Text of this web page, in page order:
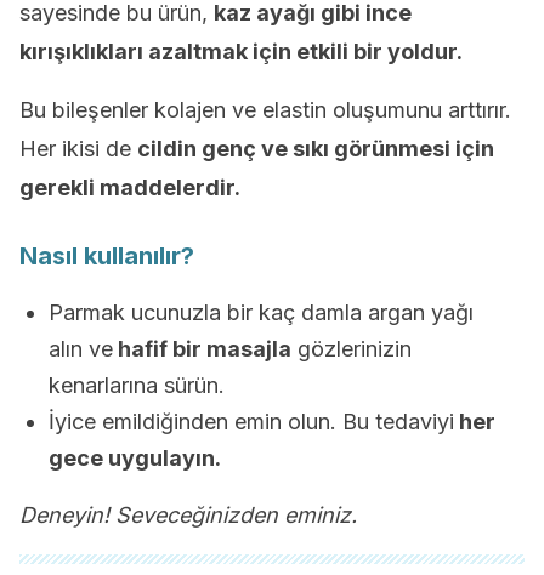
sayesinde bu ürün, kaz ayağı gibi ince
kırışıklıkları azaltmak için etkili bir yoldur.
Bu bileşenler kolajen ve elastin oluşumunu arttırır.
Her ikisi de cildin genç ve sıkı görünmesi için
gerekli maddelerdir.
Nasıl kullanılır?
Parmak ucunuzla bir kaç damla argan yağı
alın ve hafif bir masajla gözlerinizin
kenarlarına sürün.
İyice emildiğinden emin olun. Bu tedaviyi her
gece uygulayın.
Deneyin! Seveceğinizden eminiz.